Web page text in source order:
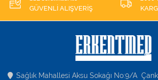
GÜVENLİ ALIŞVERİŞ
Sağlık Mahallesi Aksu Sokağı No:9/A